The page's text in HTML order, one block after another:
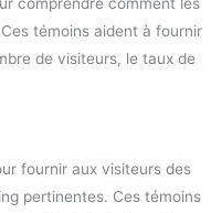
témoins aident à fournir
de visiteurs, le taux de
fournir aux visiteurs des
pertinentes. Ces témoins